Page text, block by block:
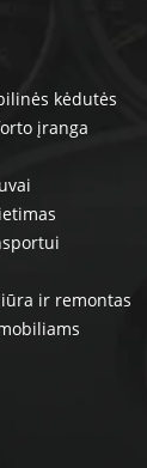
kėdutės
įranga
ir remontas